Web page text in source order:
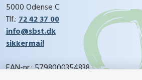
5000 Odense C
Tlf.: 72 42 37 00
info@sbst.dk
sikkermail
EAN-nr.: 5798000354838